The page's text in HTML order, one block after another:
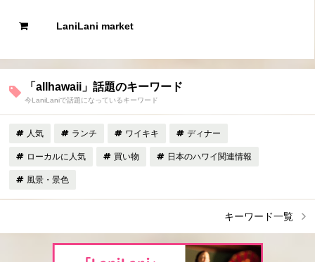
LaniLani market
「allhawaii」話題のキーワード
今LaniLaniで話題になっているキーワード
人気 ランチ ワイキキ ディナー
ローカルに人気 買い物 日本のハワイ関連情報
風景・景色
キーワード一覧